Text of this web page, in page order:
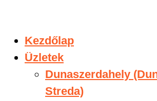
obsahKezdőlap
Üzletek
Dunaszerdahely
Streda)